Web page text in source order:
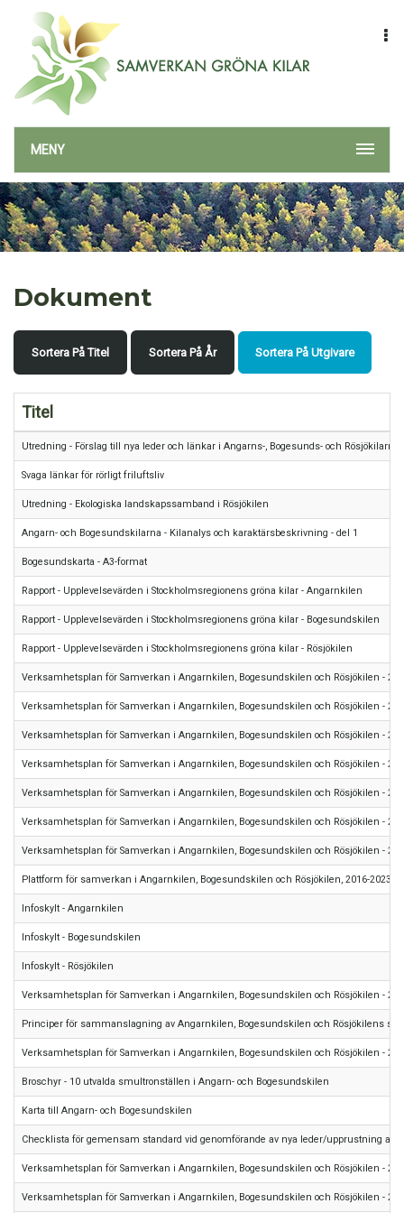
MENY
Dokument
Sortera På Titel Sortera På År Sortera På Utgivare
Titel
Utredning - Förslag till nya leder och länkar i Angarns-, Bogesunds- och Rösjökilarna
Svaga länkar för rörligt friluftsliv
Utredning - Ekologiska landskapssamband i Rösjökilen
Angarn- och Bogesundskilarna - Kilanalys och karaktärsbeskrivning - del 1
Bogesundskarta - A3-format
Rapport - Upplevelsevärden i Stockholmsregionens gröna kilar - Angarnkilen
Rapport - Upplevelsevärden i Stockholmsregionens gröna kilar - Bogesundskilen
Rapport - Upplevelsevärden i Stockholmsregionens gröna kilar - Rösjökilen
Verksamhetsplan för Samverkan i Angarnkilen, Bogesundskilen och Rösjökilen -
Verksamhetsplan för Samverkan i Angarnkilen, Bogesundskilen och Rösjökilen -
Verksamhetsplan för Samverkan i Angarnkilen, Bogesundskilen och Rösjökilen -
Verksamhetsplan för Samverkan i Angarnkilen, Bogesundskilen och Rösjökilen -
Verksamhetsplan för Samverkan i Angarnkilen, Bogesundskilen och Rösjökilen -
Verksamhetsplan för Samverkan i Angarnkilen, Bogesundskilen och Rösjökilen -
Verksamhetsplan för Samverkan i Angarnkilen, Bogesundskilen och Rösjökilen -
Plattform för samverkan i Angarnkilen, Bogesundskilen och Rösjökilen, 2016-2023
Infoskylt - Angarnkilen
Infoskylt - Bogesundskilen
Infoskylt - Rösjökilen
Verksamhetsplan för Samverkan i Angarnkilen, Bogesundskilen och Rösjökilen -
Principer för sammanslagning av Angarnkilen, Bogesundskilen och Rösjökilens
Verksamhetsplan för Samverkan i Angarnkilen, Bogesundskilen och Rösjökilen -
Broschyr - 10 utvalda smultronställen i Angarn- och Bogesundskilen
Karta till Angarn- och Bogesundskilen
Checklista för gemensam standard vid genomförande av nya leder/upprustning av
Verksamhetsplan för Samverkan i Angarnkilen, Bogesundskilen och Rösjökilen -
Verksamhetsplan för Samverkan i Angarnkilen, Bogesundskilen och Rösjökilen -